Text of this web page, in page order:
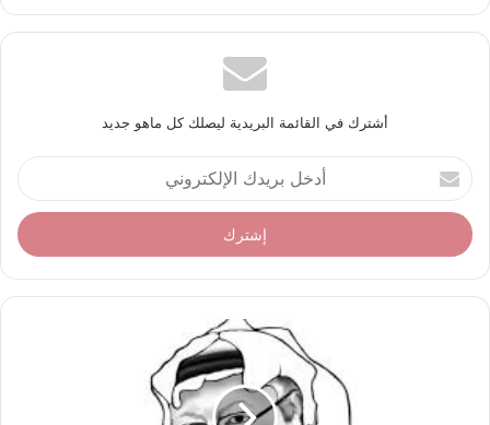
أشترك في القائمة البريدية ليصلك كل ماهو جديد
أ
د
خ
ل
ر